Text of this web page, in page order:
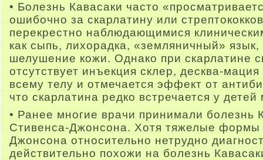
• Болезнь Кавасаки часто
ошибочно за скарлатину или
перекрестно наблюдающимися
как сыпь, лихорадка, «земляничный»
шелушение кожи. Однако при скарлатине
отсутствует инъекция склер, десква-
всему телу и отмечается эффект от
что скарлатина редко встречается у
• Ранее многие врачи принимали болезнь
Стивенса-Джонсона. Хотя тяжелые формы
Джонсона относительно нетрудно
действительно похожи на болезнь